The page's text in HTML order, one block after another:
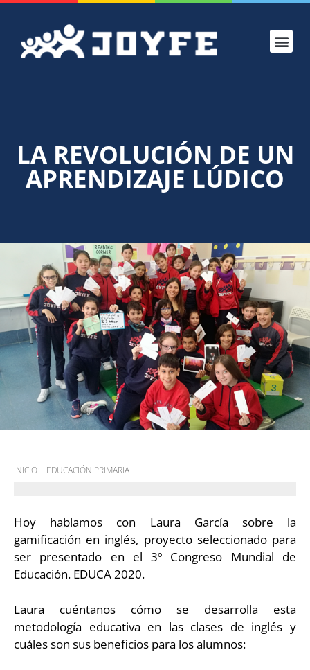
LA REVOLUCIÓN DE UN
APRENDIZAJE LÚDICO
INICIO EDUCACIÓN PRIMARIA
Hoy hablamos con Laura García sobre la
gamificación en inglés, proyecto seleccionado para
ser presentado en el 3º Congreso Mundial de
Educación. EDUCA 2020.
Laura cuéntanos cómo se desarrolla esta
metodología educativa en las clases de inglés y
cuáles son sus beneficios para los alumnos: